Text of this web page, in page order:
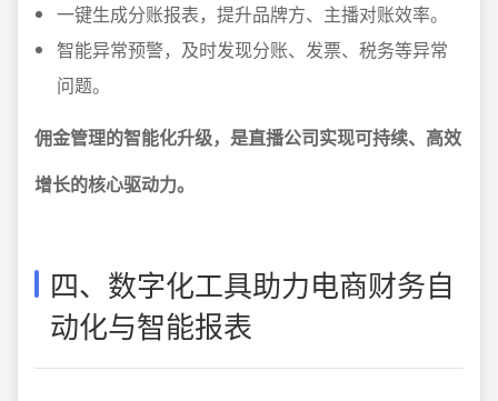
一键生成分账报表，提升品牌方、主播对账效率。
智能异常预警，及时发现分账、发票、税务等异常
问题。
佣金管理的智能化升级，是直播公司实现可持续、高效
增长的核心驱动力。
四、数字化工具助力电商财务自
动化与智能报表